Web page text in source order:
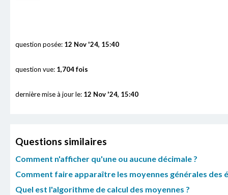
question posée: 12 Nov '24, 15:40
question vue: 1,704 fois
dernière mise à jour le: 12 Nov '24, 15:40
Questions similaires
Comment n'afficher qu'une ou aucune décimale ?
Comment faire apparaître les moyennes générales des
Quel est l'algorithme de calcul des moyennes ?